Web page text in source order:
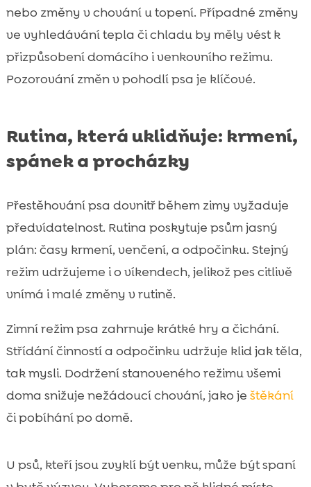
nebo změny v chování u topení. Případné změny
ve vyhledávání tepla či chladu by měly vést k
přizpůsobení domácího i venkovního režimu.
Pozorování změn v pohodlí psa je klíčové.
Rutina, která uklidňuje: krmení,
spánek a procházky
Přestěhování psa dovnitř během zimy vyžaduje
předvídatelnost. Rutina poskytuje psům jasný
plán: časy krmení, venčení, a odpočinku. Stejný
režim udržujeme i o víkendech, jelikož pes citlivě
vnímá i malé změny v rutině.
Zimní režim psa zahrnuje krátké hry a čichání.
Střídání činností a odpočinku udržuje klid jak těla,
tak mysli. Dodržení stanoveného režimu všemi
doma snižuje nežádoucí chování, jako je štěkání
či pobíhání po domě.
U psů, kteří jsou zvyklí být venku, může být spaní